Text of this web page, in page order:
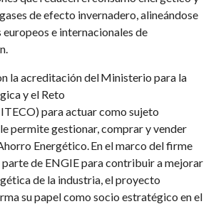
de efecto invernadero, alineándose
e internacionales de
la acreditación del Ministerio para la
y el Reto
para actuar como sujeto
permite gestionar, comprar y vender
Energético. En el marco del firme
de ENGIE para contribuir a mejorar
de la industria, el proyecto
su papel como socio estratégico en el